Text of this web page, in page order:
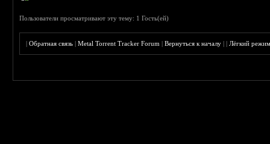
Пользователи просматривают эту тему: 1 Гость(ей)
|Обратная связь |Metal Torrent Tracker Forum |Вернуться к началу ||Лёгкий